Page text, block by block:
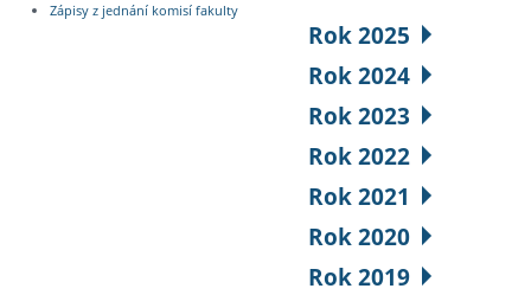
Zápisy z jednání komisí fakulty
Rok 2025
Rok 2024
Rok 2023
Rok 2022
Rok 2021
Rok 2020
Rok 2019